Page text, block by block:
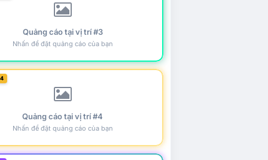
Quảng cáo tại vị trí #3
Nhấn để đặt quảng cáo của bạn
Quảng cáo tại vị trí #4
Nhấn để đặt quảng cáo của bạn